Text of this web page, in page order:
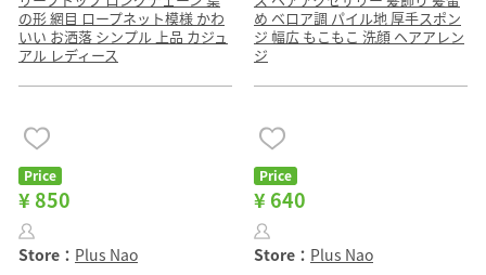
の形 網目 ロープネット模様 かわ
いい お洒落 シンプル 上品 カジュ
アル レディース
め ベロア調 パイル地 厚手スポン
ジ 幅広 もこもこ 洗顔 ヘアアレン
ジ
Price
¥ 850
Store： Plus Nao
Price
¥ 640
Store： Plus Nao